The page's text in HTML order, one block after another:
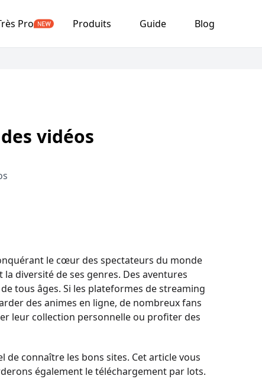
Pro Produits Guide Blog
vidéos
le cœur des spectateurs du monde
diversité de ses genres. Des aventures
tous âges. Si les plateformes de streaming
des animes en ligne, de nombreux fans
leur collection personnelle ou profiter des
de connaître les bons sites. Cet article vous
également le téléchargement par lots.